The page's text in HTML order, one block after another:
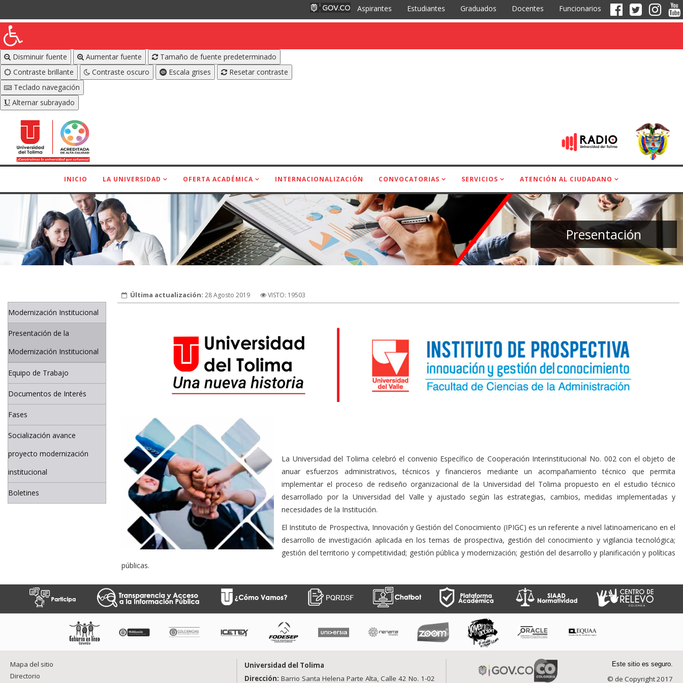
Aspirantes Estudiantes Graduados Docentes Funcionarios
Disminuir fuente Aumentar fuente
Tamaño de fuente predeterminado
Contraste brillante
Contraste oscuro Escala grises
Resetar contraste
Teclado navegación
Alternar subrayado
INICIO LA UNIVERSIDAD OFERTA ACADÉMICA INTERNACIONALIZACIÓN CONVOCATORIAS SERVICIOS ATENCIÓN AL CIUDADANO
Presentación
Modernización Institucional
Presentación de la
Modernización Institucional
Equipo de Trabajo
Documentos de Interés
Fases
Socialización avance
proyecto modernización
institucional
Boletines
28 Agosto 2019 VISTO: 19503
La Universidad del Tolima celebró el convenio Específico de Cooperación Interinstitucional No. 002 con el objeto de
anuar esfuerzos administrativos, técnicos y financieros mediante un acompañamiento técnico que permita
implementar el proceso de rediseño organizacional de la Universidad del Tolima propuesto en el estudio técnico
desarrollado por la Universidad del Valle y ajustado según las estrategias, cambios, medidas implementadas y
necesidades de la Institución.
El Instituto de Prospectiva, Innovación y Gestión del Conocimiento (IPIGC) es un referente a nivel latinoamericano en el
desarrollo de investigación aplicada en los temas de prospectiva, gestión del conocimiento y vigilancia tecnológica;
gestión del territorio y competitividad; gestión pública y modernización; gestión del desarrollo y planificación y políticas
públicas.
Mapa del sitio
Directorio
Universidad del Tolima
Dirección: Barrio Santa Helena Parte Alta, Calle 42 No. 1-02
Este sitio es seguro.
© de Copyright 2017